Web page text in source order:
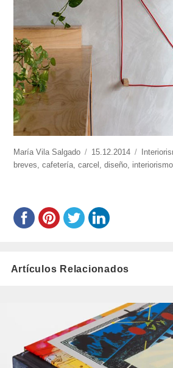
https://www.experimenta.es/author/mariavila/
María Vila Salgado
Publicado
el
15.12.2014
breves,cafetería,carcel ,diseño, interiorismo
Artículos Relacionados